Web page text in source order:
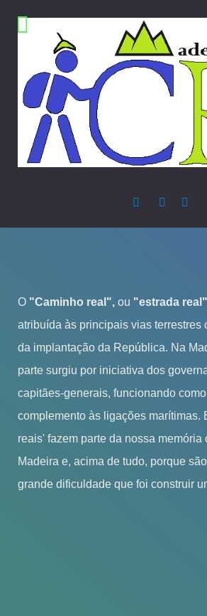
O "Caminho real", ou "estrada real"
atribuída às principais vias terrestres
da implantação da República. Na
parte surgiu por iniciativa dos
capitães-generais, funcionando
complemento às ligações marítimas.
reais' fazem parte da nossa memória
Madeira e, acima de tudo, porque
grande dificuldade que foi construir